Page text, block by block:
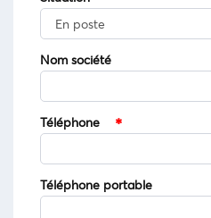
Nom société
Téléphone
Téléphone portable